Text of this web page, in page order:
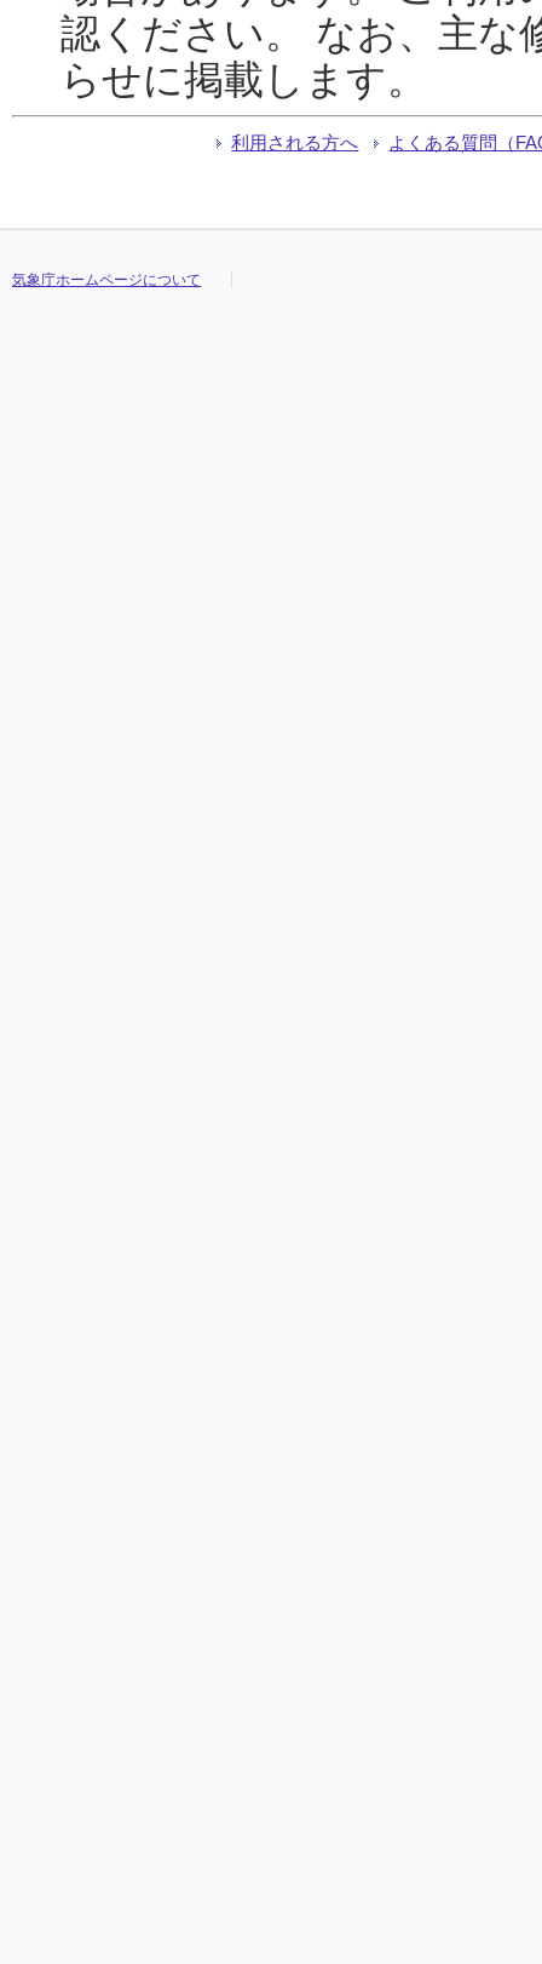
認ください。 なお、主な
らせに掲載します。
利用される方へ よくある質問（
気象庁ホームページについて